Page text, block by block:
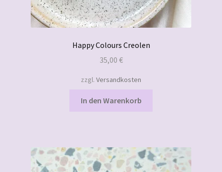
Happy Colours Creolen
35,00 €
zzgl. Versandkosten
In den Warenkorb